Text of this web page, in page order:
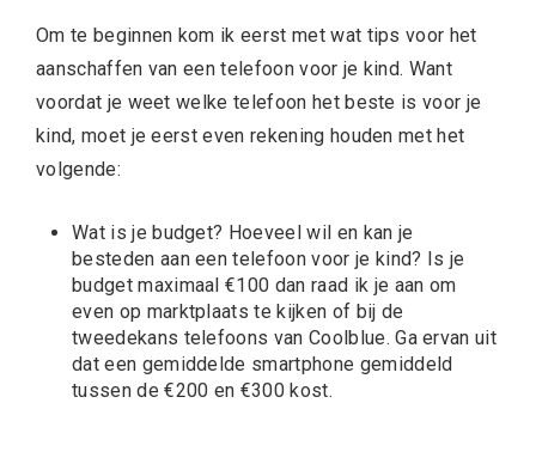
Om te beginnen kom ik eerst met wat tips voor het
aanschaffen van een telefoon voor je kind. Want
voordat je weet welke telefoon het beste is voor je
kind, moet je eerst even rekening houden met het
volgende:
Wat is je budget? Hoeveel wil en kan je
besteden aan een telefoon voor je kind? Is je
budget maximaal €100 dan raad ik je aan om
even op marktplaats te kijken of bij de
tweedekans telefoons van Coolblue. Ga ervan uit
dat een gemiddelde smartphone gemiddeld
tussen de €200 en €300 kost.